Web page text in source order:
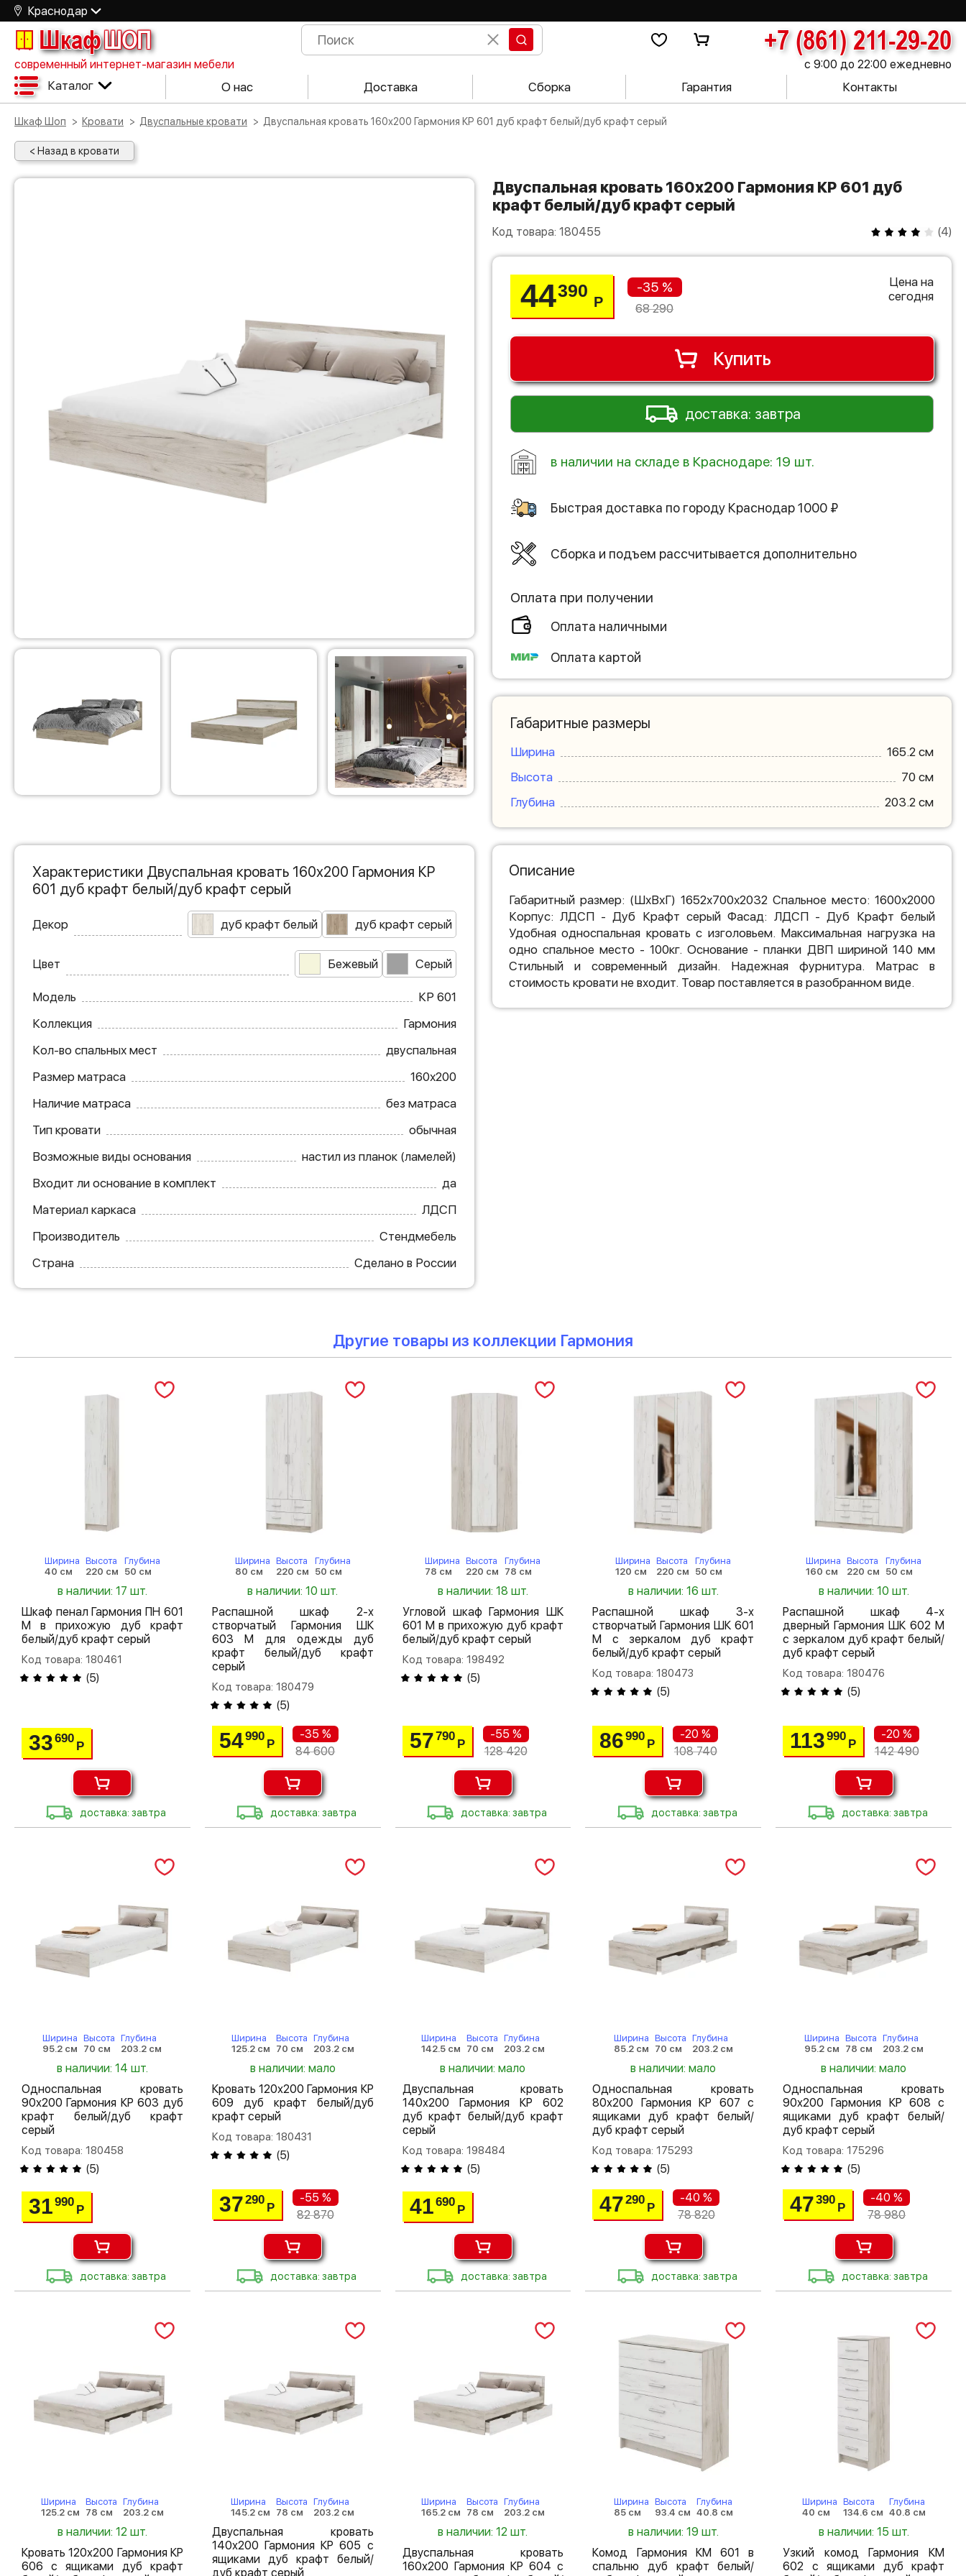
Краснодар
ШкафШОП +7 (861) 211-29-20
современный интернет-магазин мебели с 9:00 до 22:00 ежедневно
Каталог О нас Доставка Сборка Гарантия Контакты
Шкаф Шоп Кровати Двуспальные кровати Двуспальная кровать 160х200 Гармония КР 601 дуб крафт белый/дуб крафт серый
< Назад в кровати
Двуспальная кровать 160х200 Гармония КР 601 дуб
крафт белый/дуб крафт серый
Код товара: 180455 (4)
44390
Р
-35 %
68 290
Цена на
сегодня
Купить
доставка: завтра
в наличии на складе в Краснодаре: 19 шт.
Быстрая доставка по городу Краснодар 1000 ₽
Сборка и подъем рассчитывается дополнительно
Оплата при получении
Оплата наличными
Оплата картой
Габаритные размеры
Ширина
165.2 см
Высота
70 см
Глубина
203.2 см
Характеристики Двуспальная кровать 160х200 Гармония КР
601 дуб крафт белый/дуб крафт серый
Декор дуб крафт белый дуб крафт серый
Цвет Бежевый Серый
Модель
КР 601
Коллекция
Гармония
Кол-во спальных мест
двуспальная
Размер матраса
160х200
Наличие матраса
без матраса
Тип кровати
обычная
Возможные виды основания
настил из планок (ламелей)
Входит ли основание в комплект
да
Материал каркаса
ЛДСП
Производитель
Стендмебель
Страна
Сделано в России
Описание
Габаритный размер: (ШхВхГ) 1652х700х2032 Спальное место: 1600х2000
Корпус: ЛДСП - Дуб Крафт серый Фасад: ЛДСП - Дуб Крафт белый
Удобная односпальная кровать с изголовьем. Максимальная нагрузка на
одно спальное место - 100кг. Основание - планки ДВП шириной 140 мм
Стильный и современный дизайн. Надежная фурнитура. Матрас в
стоимость кровати не входит. Товар поставляется в разобранном виде.
Другие товары из коллекции Гармония
Ширина
40 см
Высота
220 см
Глубина
50 см
в наличии: 17 шт.
Шкаф пенал Гармония ПН 601
М в прихожую дуб крафт
белый/дуб крафт серый
Код товара: 180461
(5)
33690
Р
доставка: завтра
Ширина
80 см
Высота
220 см
Глубина
50 см
в наличии: 10 шт.
Распашной шкаф 2-х
створчатый Гармония ШК
603 М для одежды дуб
крафт белый/дуб крафт
серый
Код товара: 180479
(5)
54990
Р
-35 %
84 600
доставка: завтра
Ширина
78 см
Высота
220 см
Глубина
78 см
в наличии: 18 шт.
Угловой шкаф Гармония ШК
601 М в прихожую дуб крафт
белый/дуб крафт серый
Код товара: 198492
(5)
57790
Р
-55 %
128 420
доставка: завтра
Ширина
120 см
Высота
220 см
Глубина
50 см
в наличии: 16 шт.
Распашной шкаф 3-х
створчатый Гармония ШК 601
М с зеркалом дуб крафт
белый/дуб крафт серый
Код товара: 180473
(5)
86990
Р
-20 %
108 740
доставка: завтра
Ширина
160 см
Высота
220 см
Глубина
50 см
в наличии: 10 шт.
Распашной шкаф 4-х
дверный Гармония ШК 602 М
с зеркалом дуб крафт белый/
дуб крафт серый
Код товара: 180476
(5)
113990
Р
-20 %
142 490
доставка: завтра
Ширина
95.2 см
Высота
70 см
Глубина
203.2 см
в наличии: 14 шт.
Односпальная кровать
90х200 Гармония КР 603 дуб
крафт белый/дуб крафт
серый
Код товара: 180458
(5)
31990
Р
доставка: завтра
Ширина
125.2 см
Высота
70 см
Глубина
203.2 см
в наличии: мало
Кровать 120х200 Гармония КР
609 дуб крафт белый/дуб
крафт серый
Код товара: 180431
(5)
37290
Р
-55 %
82 870
доставка: завтра
Ширина
142.5 см
Высота
70 см
Глубина
203.2 см
в наличии: мало
Двуспальная кровать
140х200 Гармония КР 602
дуб крафт белый/дуб крафт
серый
Код товара: 198484
(5)
41690
Р
доставка: завтра
Ширина
85.2 см
Высота
70 см
Глубина
203.2 см
в наличии: мало
Односпальная кровать
80х200 Гармония КР 607 с
ящиками дуб крафт белый/
дуб крафт серый
Код товара: 175293
(5)
47290
Р
-40 %
78 820
доставка: завтра
Ширина
95.2 см
Высота
78 см
Глубина
203.2 см
в наличии: мало
Односпальная кровать
90х200 Гармония КР 608 с
ящиками дуб крафт белый/
дуб крафт серый
Код товара: 175296
(5)
47390
Р
-40 %
78 980
доставка: завтра
Ширина
125.2 см
Высота
78 см
Глубина
203.2 см
в наличии: 12 шт.
Кровать 120х200 Гармония КР
606 с ящиками дуб крафт
Ширина
145.2 см
Высота
78 см
Глубина
203.2 см
Двуспальная кровать
140х200 Гармония КР 605 с
ящиками дуб крафт белый/
дуб крафт серый
Ширина
165.2 см
Высота
78 см
Глубина
203.2 см
в наличии: 12 шт.
Двуспальная кровать
160х200 Гармония КР 604 с
Ширина
85 см
Высота
93.4 см
Глубина
40.8 см
в наличии: 19 шт.
Комод Гармония КМ 601 в
спальню дуб крафт белый/
Ширина
40 см
Высота
134.6 см
Глубина
40.8 см
в наличии: 15 шт.
Узкий комод Гармония КМ
602 с ящиками дуб крафт